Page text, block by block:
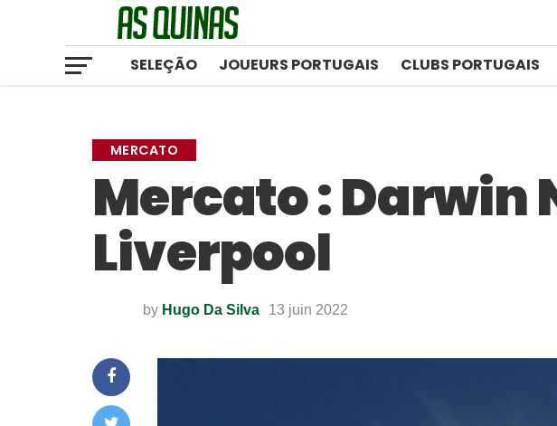
SELEÇÃO JOUEURS PORTUGAIS CLUBS PORTUGAIS
MERCATO
Mercato : Darwin
Liverpool
by Hugo Da Silva 13 juin 2022